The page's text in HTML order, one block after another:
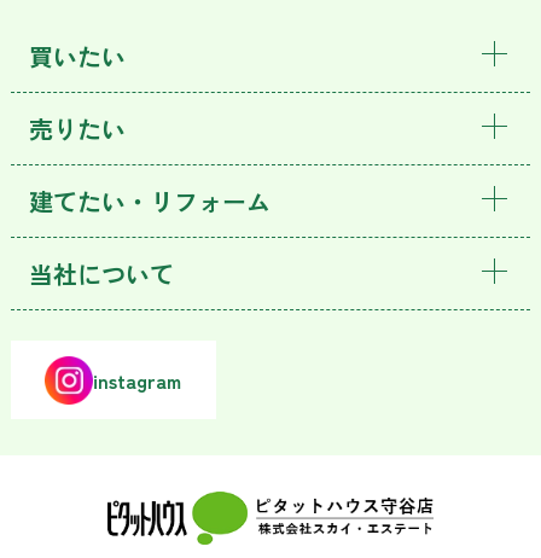
買いたい
売りたい
建てたい・リフォーム
当社について
instagram